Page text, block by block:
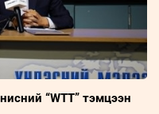
“WTT” тэмцээн